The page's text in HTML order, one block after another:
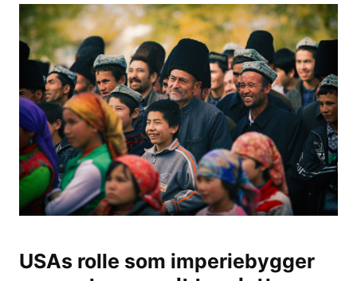
USAs rolle som imperiebygger